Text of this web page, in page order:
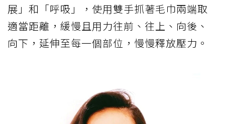
展」和「呼吸」，使用雙手抓著毛巾兩端取
適當距離，緩慢且用力往前、往上、向後、
向下，延伸至每一個部位，慢慢釋放壓力。